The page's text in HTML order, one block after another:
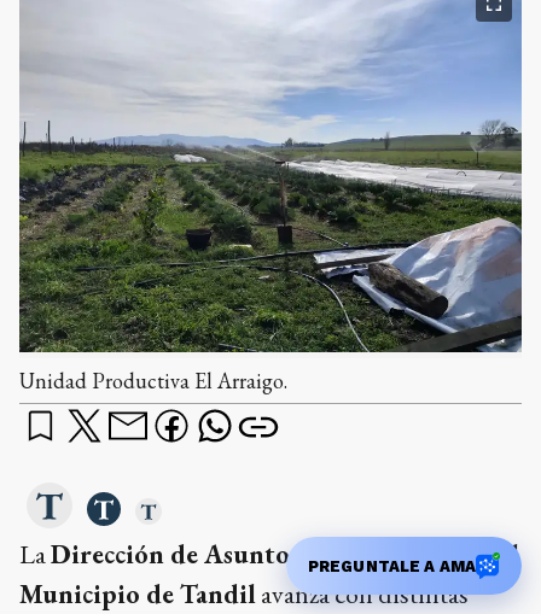
Unidad Productiva El Arraigo.
LaDirección de Asuntos Agropecuarios del
Municipio de Tandilavanza con distintas
PREGUNTALE A AMA